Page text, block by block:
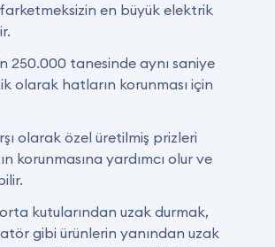
en büyük elektrik
250.000 tanesinde aynı saniye
olarak hatların korunması için
olarak özel üretilmiş prizleri
korunmasına yardımcı olur ve
kutularından uzak durmak,
gibi ürünlerin yanından uzak